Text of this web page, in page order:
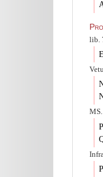
lib.